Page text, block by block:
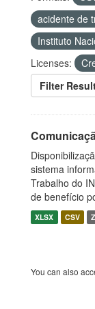
acidente de
Instituto
Licenses:
Filter
sistema
Trabalho do
de benefício
XLSX CSV
You can also